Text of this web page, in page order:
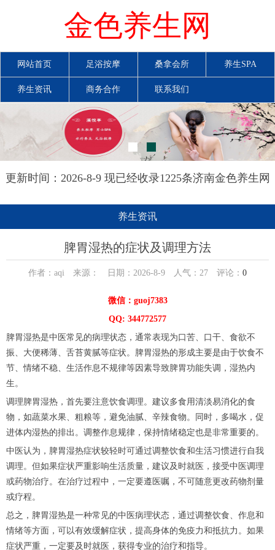
金色养生网
网站首页 足浴按摩 桑拿会所 养生SPA
养生资讯 商务合作 联系我们
更新时间：2026-8-9 现已经收录1225条济南金色养生网
养生资讯
脾胃湿热的症状及调理方法
作者：aqi 来源： 日期：2026-8-9 人气： 27 评论： 0
微信：guoj7383
QQ: 344772577
脾胃湿热是中医常见的病理状态，通常表现为口苦、口干、食欲不
振、大便稀薄、舌苔黄腻等症状。脾胃湿热的形成主要是由于饮食不
节、情绪不稳、生活作息不规律等因素导致脾胃功能失调，湿热内
生。
调理脾胃湿热，首先要注意饮食调理。建议多食用清淡易消化的食
物，如蔬菜水果、粗粮等，避免油腻、辛辣食物。同时，多喝水，促
进体内湿热的排出。调整作息规律，保持情绪稳定也是非常重要的。
中医认为，脾胃湿热症状较轻时可通过调整饮食和生活习惯进行自我
调理。但如果症状严重影响生活质量，建议及时就医，接受中医调理
或药物治疗。在治疗过程中，一定要遵医嘱，不可随意更改药物剂量
或疗程。
总之，脾胃湿热是一种常见的中医病理状态，通过调整饮食、作息和
情绪等方面，可以有效缓解症状，提高身体的免疫力和抵抗力。如果
症状严重，一定要及时就医，获得专业的治疗和指导。